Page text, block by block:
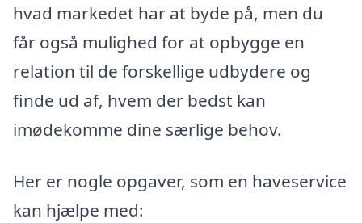
hvad markedet har at byde på, men du
får også mulighed for at opbygge en
relation til de forskellige udbydere og
finde ud af, hvem der bedst kan
imødekomme dine særlige behov.
Her er nogle opgaver, som en haveservice
kan hjælpe med: